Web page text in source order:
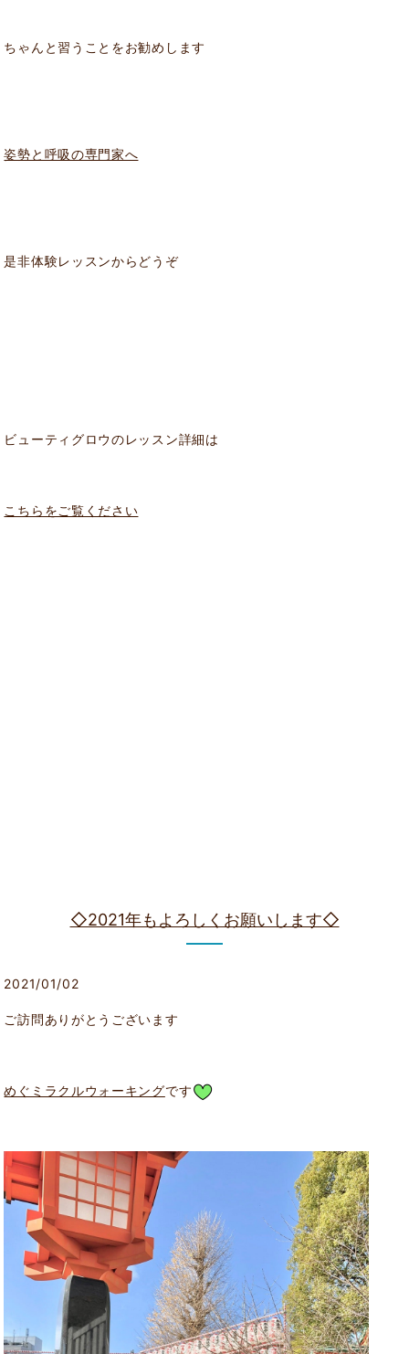
ちゃんと習うことをお勧めします
姿勢と呼吸の専門家へ
是非体験レッスンからどうぞ
ビューティグロウのレッスン詳細は
こちらをご覧ください
◇2021年もよろしくお願いします◇
2021/01/02
ご訪問ありがとうございます
めぐミラクルウォーキングです